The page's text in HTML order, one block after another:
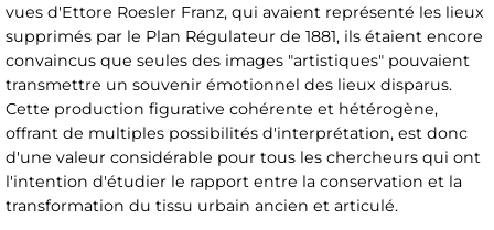
vues d'Ettore Roesler Franz, qui avaient représenté les lieux
supprimés par le Plan Régulateur de 1881, ils étaient encore
convaincus que seules des images "artistiques" pouvaient
transmettre un souvenir émotionnel des lieux disparus.
Cette production figurative cohérente et hétérogène,
offrant de multiples possibilités d'interprétation, est donc
d'une valeur considérable pour tous les chercheurs qui ont
l'intention d'étudier le rapport entre la conservation et la
transformation du tissu urbain ancien et articulé.